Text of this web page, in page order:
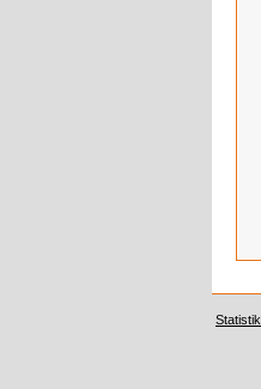
Statistik